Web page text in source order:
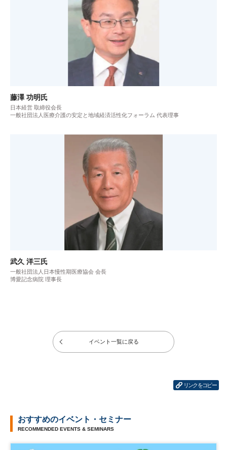
藤澤 功明氏
日本経営 取締役会長
一般社団法人医療介護の安定と地域経済活性化フォーラム 代表理事
武久 洋三氏
一般社団法人日本慢性期医療協会 会長
博愛記念病院 理事長
イベント一覧に戻る
リンクをコピー
おすすめのイベント・セミナー
RECOMMENDED EVENTS & SEMINARS